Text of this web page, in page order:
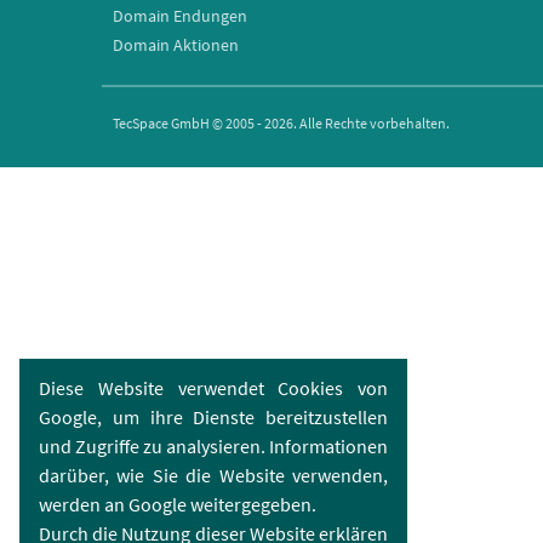
Diese Website verwendet Cookies von
Google, um ihre Dienste bereitzustellen
und Zugriffe zu analysieren. Informationen
darüber, wie Sie die Website verwenden,
werden an Google weitergegeben.
Durch die Nutzung dieser Website erklären
Domain Endungen
Domain Aktionen
TecSpace GmbH © 2005 - 2026. Alle Rechte vorbehalten.